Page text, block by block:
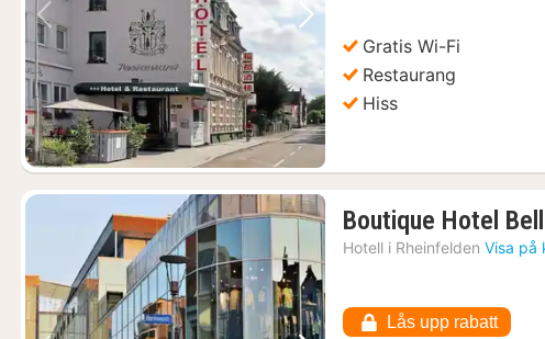
Föregående bild Nästa bildGratis Wi-Fi
Restaurang
Hiss
Boutique Hotel
Hotell i Rheinfelden Visa på
Lås upp rabatt